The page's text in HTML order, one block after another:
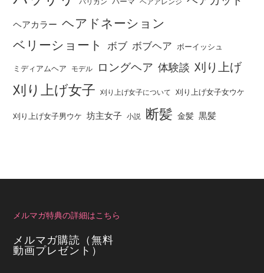
バリカン ヘアアレンジ
ヘアカラー ヘアドネーション
ベリーショート
ボブ ボブヘア ボーイッシュ
ミディアムヘア モデル ロングヘア 体験談 刈り上げ
刈り上げ女子 刈り上げ女子について 刈り上げ女子女ウケ
刈り上げ女子男ウケ 坊主女子 小説 断髪 金髪 黒髪
メルマガ特典の詳細はこちら
メルマガ購読（無料
動画プレゼント）